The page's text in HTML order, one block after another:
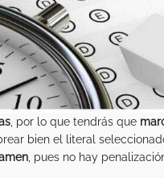
, por lo que tendrás que
bien el literal
, pues no hay